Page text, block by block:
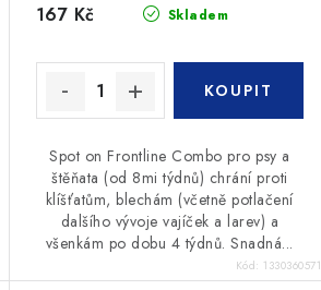
Skladem
167 Kč
Spot on Frontline Combo pro psy a
štěňata (od 8mi týdnů) chrání proti
klíšťatům, blechám (včetně potlačení
dalšího vývoje vajíček a larev) a
všenkám po dobu 4 týdnů. Snadná...
Kód: 1330360571